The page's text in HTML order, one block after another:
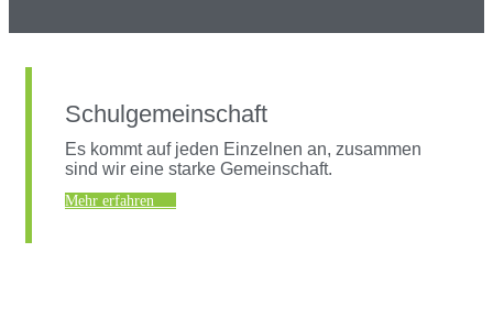
Schulgemeinschaft
Es kommt auf jeden Einzelnen an, zusammen
sind wir eine starke Gemeinschaft.
Mehr erfahren